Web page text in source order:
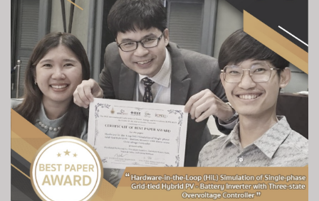
ศาสตราจารย์
ภาชนะ
พร
รณ์
ได้
รับ
รางวัล
Best
Paper
Award